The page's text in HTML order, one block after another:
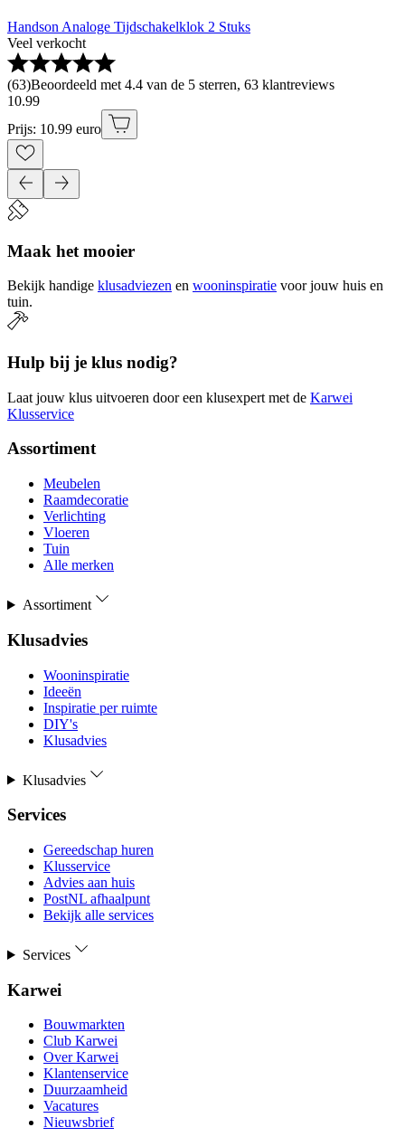
Handson Analoge Tijdschakelklok 2 Stuks
Veel verkocht
(63)Beoordeeld met 4.4 van de 5 sterren, 63 klantreviews
10.99
Prijs: 10.99 euro
Maak het mooier
Bekijk handige klusadviezen en wooninspiratie voor jouw huis en
tuin.
Hulp bij je klus nodig?
Laat jouw klus uitvoeren door een klusexpert met de Karwei
Klusservice
Assortiment
Meubelen
Raamdecoratie
Verlichting
Vloeren
Tuin
Alle merken
Assortiment
Klusadvies
Wooninspiratie
Ideeën
Inspiratie per ruimte
DIY's
Klusadvies
Klusadvies
Services
Gereedschap huren
Klusservice
Advies aan huis
PostNL afhaalpunt
Bekijk alle services
Services
Karwei
Bouwmarkten
Club Karwei
Over Karwei
Klantenservice
Duurzaamheid
Vacatures
Nieuwsbrief